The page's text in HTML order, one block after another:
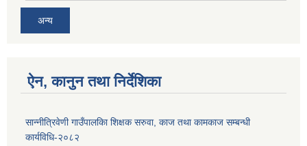
अन्य
ऐन, कानुन तथा निर्देशिका
सान्नीत्रिवेणी गाउँपालकिा शिक्षक सरुवा, काज तथा कामकाज सम्बन्धी
कार्यविधि-२०८२